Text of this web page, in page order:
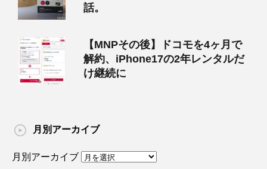
話。
【MNPその後】ドコモを4ヶ月で
解約、iPhone17の2年レンタルだ
け継続に
月別アーカイブ
月別アーカイブ